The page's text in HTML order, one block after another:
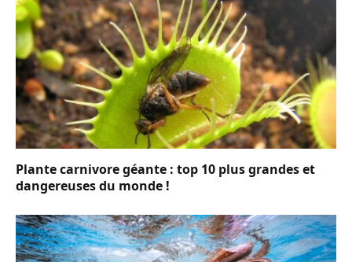
Plante carnivore géante : top 10 plus grandes et
dangereuses du monde !